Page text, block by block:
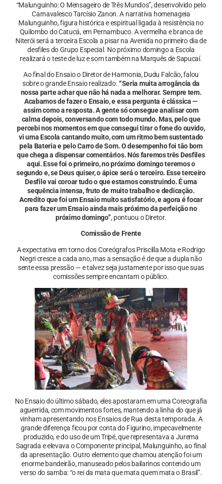
“Malunguinho: O Mensageiro de Três Mundos”, desenvolvido pelo
Carnavalesco Tarcísio Zanon. A narrativa homenageia
Malunguinho, figura histórica e espiritual ligada à resistência no
Quilombo do Catucá, em Pernambuco. A vermelha e branca de
Niterói será a terceira Escola a pisar na Avenida no primeiro dia de
desfiles do Grupo Especial. No próximo domingo a Escola
realizará o teste de luz e som também na Marquês de Sapucaí.
Ao final do Ensaio o Diretor de Harmonia, Dudu Falcão, falou
sobre o grande Ensaio realizado.“Seria muita arrogância da
nossa parte achar que não há nada a melhorar. Sempre tem.
Acabamos de fazer o Ensaio, e essa pergunta é clássica —
assim como a resposta. A gente só consegue analisar com
calma depois, conversando com todo mundo. Mas, pelo que
percebi nos momentos em que consegui tirar o fone do ouvido,
vi uma Escola cantando muito, com um ritmo bem sustentado
pela Bateria e pelo Carro de Som. O desempenho foi tão bom
que chega a dispensar comentários. Nós faremos três Desfiles
aqui. Esse foi o primeiro, no próximo domingo teremos o
segundo e, se Deus quiser, o ápice será o terceiro. Esse terceiro
Desfile vai coroar tudo o que estamos construindo. É uma
sequência intensa, fruto de muito trabalho e dedicação.
Acredito que foi um Ensaio muito satisfatório, e agora é focar
para fazer um Ensaio ainda mais próximo da perfeição no
próximo domingo”, pontuou o Diretor.
Comissão de Frente
A expectativa em torno dos Coreógrafos Priscilla Mota e Rodrigo
Negri cresce a cada ano, mas a sensação é de que a dupla não
sente essa pressão — e talvez seja justamente por isso que suas
comissões sempre encantam o público.
No Ensaio do último sábado, eles apostaram em uma Coreografia
aguerrida, com movimentos fortes, mantendo a linha do que já
vinham apresentando nos Ensaios de Rua desta temporada. A
grande diferença ficou por conta do Figurino, impecavelmente
produzido, e do uso de um Tripé, que representava a Jurema
Sagrada e elevava o Componente principal, Malunguinho, ao final
da apresentação. Outro elemento que chamou atenção foi um
enorme bandeirão, manuseado pelos bailarinos contendo um
verso do samba: “o rei da mata que mata quem mata o Brasil”.